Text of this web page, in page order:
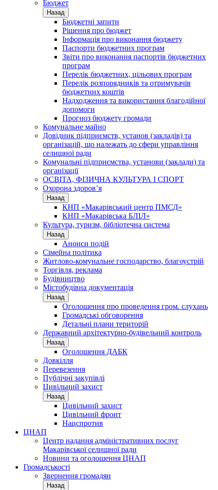
Бюджет
Назад
Бюджетні запити
Рішення про бюджет
Інформація про виконання бюджету
Паспорти бюджетних програм
Звіти про виконання паспортів бюджетних
програм
Перелік бюджетних, цільових програм
Перелік розпорядників та отримувачів
бюджетних коштів
Надходження та використання благодійної
допомоги
Прогноз бюджету громади
Комунальне майно
Довідник підприємств, установ (закладів) та
організацій, що належать до сфери управління
селищної ради
Комунальні підприємства, установи (заклади) та
організації
ОСВІТА, ФІЗИЧНА КУЛЬТУРА І СПОРТ
Охорона здоров’я
Назад
КНП «Макарівський центр ПМСД»
КНП «Макарівська БЛІЛ»
Культура, туризм, бібліотечна система
Назад
Анонси подій
Сімейна політика
Житлово-комунальне господарство, благоустрій
Торгівля, реклама
Будівництво
Містобудівна документація
Назад
Оголошення про проведення гром. слухань
Громадські обговорення
Детальні плани територій
Державний архітектурно-будівельний контроль
Назад
Оголошення ДАБК
Довкілля
Перевезення
Публічні закупівлі
Цивільний захист
Назад
Цивільний захист
Цивільний фронт
Нацспротив
ЦНАП
Центр надання адміністративних послуг
Макарівської селищної ради
Новини та оголошення ЦНАП
Громадськості
Звернення громадян
Назад